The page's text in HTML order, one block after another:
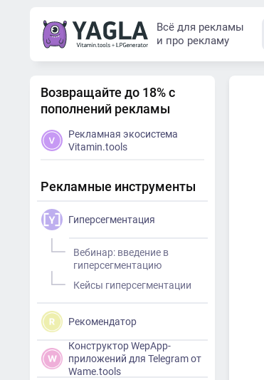
Всё для рекламы
и про рекламу
Возвращайте до 18% с
пополнений рекламы
Рекламная экосистема
Vitamin.tools
Рекламные инструменты
Гиперсегментация
Вебинар: введение в
гиперсегментацию
Кейсы гиперсегментации
Рекомендатор
Конструктор WepApp-
приложений для Telegram от
Wame.tools